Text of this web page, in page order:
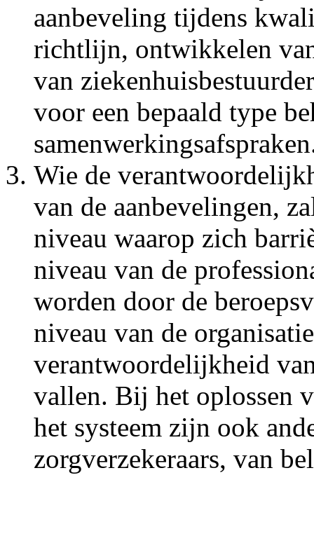
aanbeveling tijdens
richtlijn, ontwikkelen
van
voor een bepaald type
Wie de
van de aanbevelingen,
niveau waarop zich
niveau van de
worden door de
niveau van de
verantwoordelijkheid
vallen. Bij het oplossen
het systeem zijn ook
zorgverzekeraars, van